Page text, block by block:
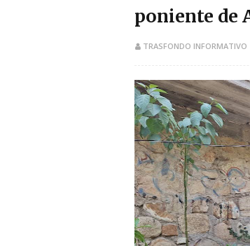
poniente de
TRASFONDO INFORMATIVO